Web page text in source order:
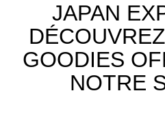
JAPAN
GOODIES
NOTRE